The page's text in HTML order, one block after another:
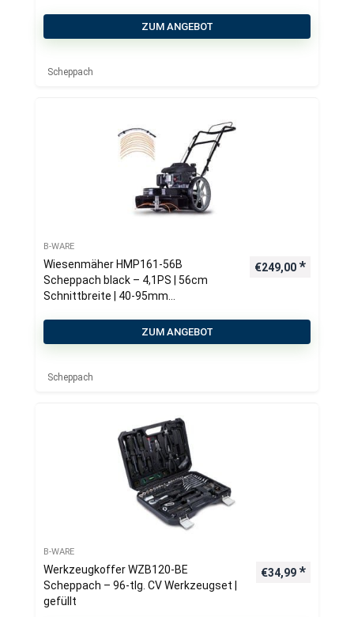
ZUM ANGEBOT
Scheppach
B-WARE
Wiesenmäher HMP161-56B
Scheppach black – 4,1PS | 56cm
Schnittbreite | 40-95mm
€249,00
ZUM ANGEBOT
Scheppach
B-WARE
Werkzeugkoffer WZB120-BE
Scheppach – 96-tlg. CV Werkzeugset |
gefüllt
€34,99